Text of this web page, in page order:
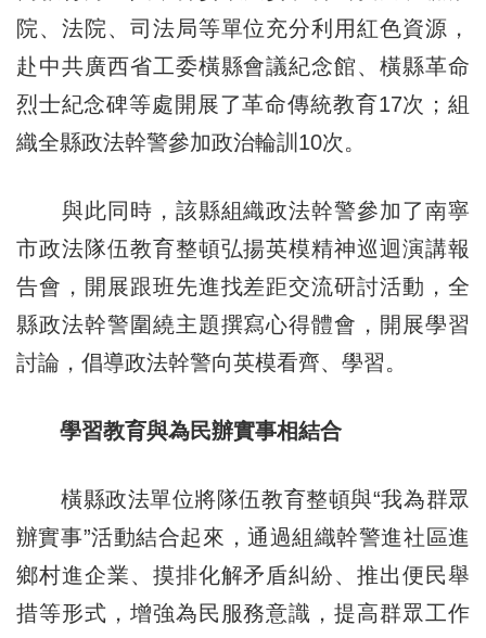
院、法院、司法局等單位充分利用紅色資源，
赴中共廣西省工委橫縣會議紀念館、橫縣革命
烈士紀念碑等處開展了革命傳統教育17次；組
織全縣政法幹警參加政治輪訓10次。
與此同時，該縣組織政法幹警參加了南寧
市政法隊伍教育整頓弘揚英模精神巡迴演講報
告會，開展跟班先進找差距交流研討活動，全
縣政法幹警圍繞主題撰寫心得體會，開展學習
討論，倡導政法幹警向英模看齊、學習。
學習教育與為民辦實事相結合
橫縣政法單位將隊伍教育整頓與“我為群眾
辦實事”活動結合起來，通過組織幹警進社區進
鄉村進企業、摸排化解矛盾糾紛、推出便民舉
措等形式，增強為民服務意識，提高群眾工作